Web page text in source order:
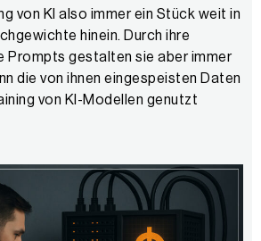
von KI also immer ein Stück weit in
hinein. Durch ihre
Prompts gestalten sie aber immer
die von ihnen eingespeisten Daten
von KI-Modellen genutzt